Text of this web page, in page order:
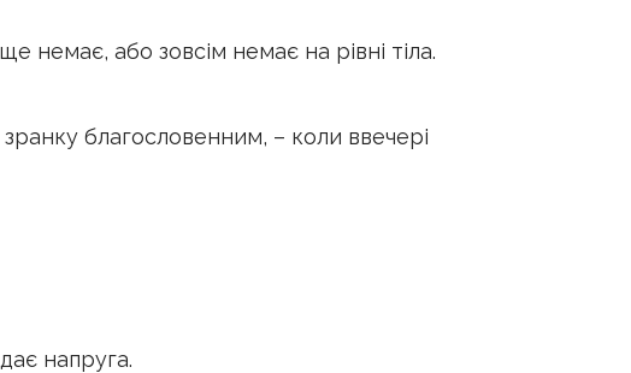
немає, або зовсім немає на рівні тіла.
благословенним, – коли ввечері
напруга.